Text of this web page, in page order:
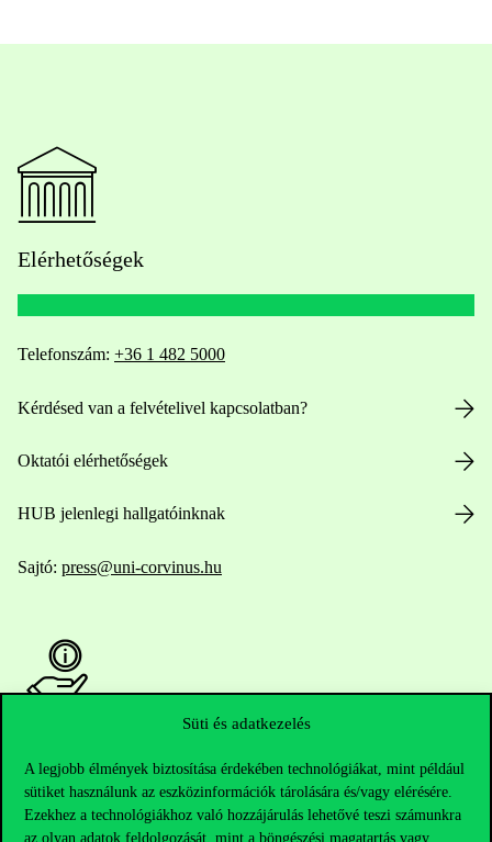
Süti és adatkezelés
A legjobb élmények biztosítása érdekében technológiákat, mint például
sütiket használunk az eszközinformációk tárolására és/vagy elérésére.
Ezekhez a technológiákhoz való hozzájárulás lehetővé teszi számunkra
az olyan adatok feldolgozását, mint a böngészési magatartás vagy
Elérhetőségek
Telefonszám: +36 1 482 5000
Kérdésed van a felvételivel kapcsolatban?
Oktatói elérhetőségek
HUB jelenlegi hallgatóinknak
Sajtó: press@uni-corvinus.hu